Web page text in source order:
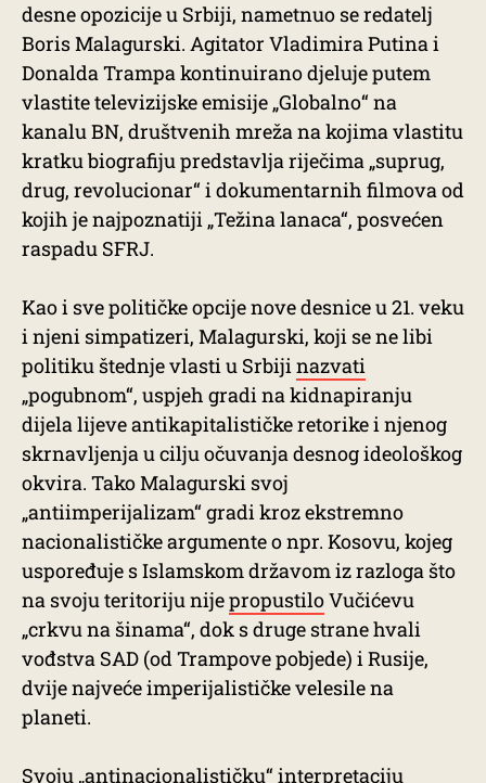
desne opozicije u Srbiji, nametnuo se redatelj
Boris Malagurski. Agitator Vladimira Putina i
Donalda Trampa kontinuirano djeluje putem
vlastite televizijske emisije „Globalno“ na
kanalu BN, društvenih mreža na kojima vlastitu
kratku biografiju predstavlja riječima „suprug,
drug, revolucionar“ i dokumentarnih filmova od
kojih je najpoznatiji „Težina lanaca“, posvećen
raspadu SFRJ.
Kao i sve političke opcije nove desnice u 21. veku
i njeni simpatizeri, Malagurski, koji se ne libi
politiku štednje vlasti u Srbijinazvati
„pogubnom“, uspjeh gradi na kidnapiranju
dijela lijeve antikapitalističke retorike i njenog
skrnavljenja u cilju očuvanja desnog ideološkog
okvira. Tako Malagurski svoj
„antiimperijalizam“ gradi kroz ekstremno
nacionalističke argumente o npr. Kosovu, kojeg
uspoređuje s Islamskom državom iz razloga što
na svoju teritoriju nijepropustiloVučićevu
„crkvu na šinama“, dok s druge strane hvali
vođstva SAD (od Trampove pobjede) i Rusije,
dvije najveće imperijalističke velesile na
planeti.
Svoju „antinacionalističku“ interpretaciju